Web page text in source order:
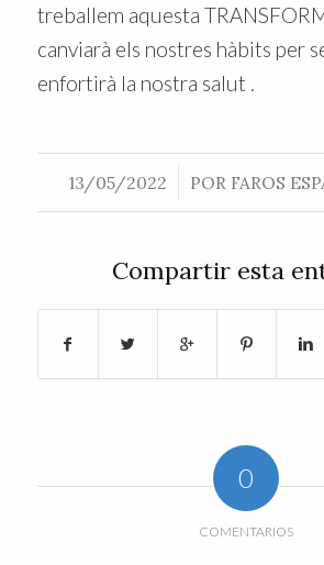
treballem aquesta
canviarà els nostres hàbits per
enfortirà la nostra salut .
13/05/2022
/ POR FAROS
Compartir esta
0
COMENTARIOS